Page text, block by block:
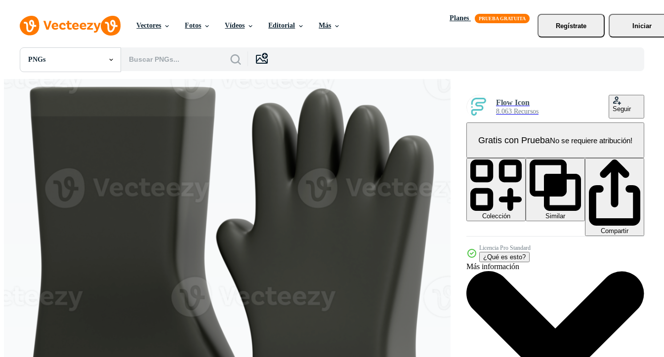
Vectores Fotos Vídeos Editorial Más
Planes
Regístrate
Iniciar
PNGs
Todas Imágenes
Eventos Editoriales
Flow Icon
8.063 Recursos Seguir
Gratis con PruebaNo se requiere atribución!
Colección
Similar
Compartir
Licencia Pro Standard
¿Qué es esto?
Más información